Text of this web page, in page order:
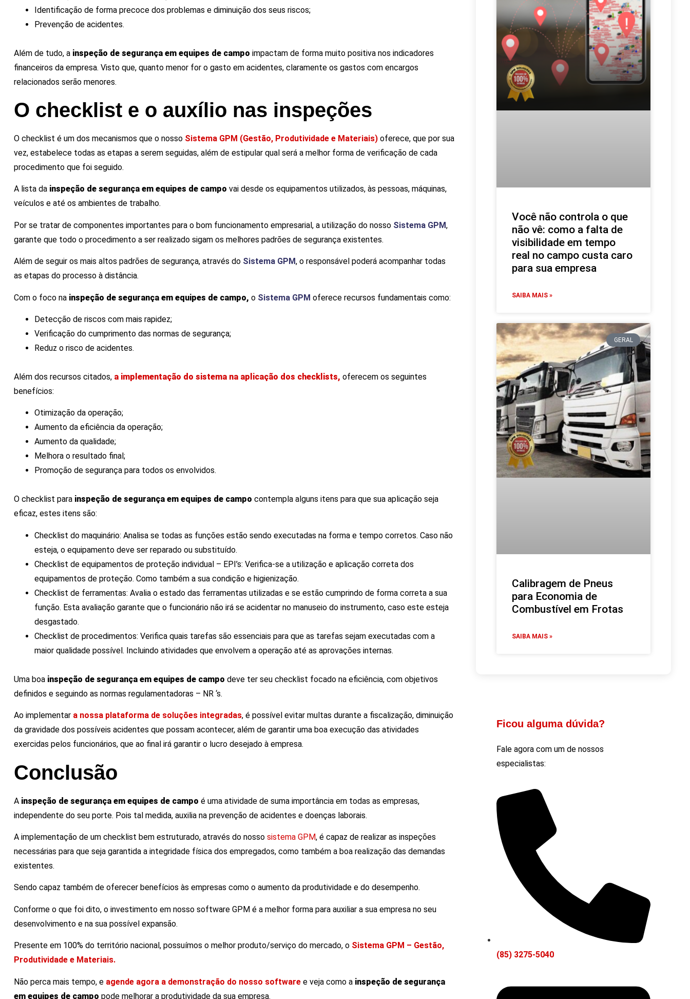
Identificação de forma precoce dos problemas e diminuição dos seus riscos;
Prevenção de acidentes.
Além de tudo, a inspeção de segurança em equipes de campo impactam de forma muito positiva nos indicadores
financeiros da empresa. Visto que, quanto menor for o gasto em acidentes, claramente os gastos com encargos
relacionados serão menores.
O checklist e o auxílio nas inspeções
O checklist é um dos mecanismos que o nosso Sistema GPM (Gestão, Produtividade e Materiais) oferece, que por sua
vez, estabelece todas as etapas a serem seguidas, além de estipular qual será a melhor forma de verificação de cada
procedimento que foi seguido.
A lista da inspeção de segurança em equipes de campo vai desde os equipamentos utilizados, às pessoas, máquinas,
veículos e até os ambientes de trabalho.
Por se tratar de componentes importantes para o bom funcionamento empresarial, a utilização do nosso Sistema GPM,
garante que todo o procedimento a ser realizado sigam os melhores padrões de segurança existentes.
Além de seguir os mais altos padrões de segurança, através do Sistema GPM, o responsável poderá acompanhar todas
as etapas do processo à distância.
Com o foco na inspeção de segurança em equipes de campo, o Sistema GPM oferece recursos fundamentais como:
Detecção de riscos com mais rapidez;
Verificação do cumprimento das normas de segurança;
Reduz o risco de acidentes.
Além dos recursos citados, a implementação do sistema na aplicação dos checklists, oferecem os seguintes
benefícios:
Otimização da operação;
Aumento da eficiência da operação;
Aumento da qualidade;
Melhora o resultado final;
Promoção de segurança para todos os envolvidos.
O checklist para inspeção de segurança em equipes de campo contempla alguns itens para que sua aplicação seja
eficaz, estes itens são:
Checklist do maquinário: Analisa se todas as funções estão sendo executadas na forma e tempo corretos. Caso não
esteja, o equipamento deve ser reparado ou substituído.
Checklist de equipamentos de proteção individual – EPI’s: Verifica-se a utilização e aplicação correta dos
equipamentos de proteção. Como também a sua condição e higienização.
Checklist de ferramentas: Avalia o estado das ferramentas utilizadas e se estão cumprindo de forma correta a sua
função. Esta avaliação garante que o funcionário não irá se acidentar no manuseio do instrumento, caso este esteja
desgastado.
Checklist de procedimentos: Verifica quais tarefas são essenciais para que as tarefas sejam executadas com a
maior qualidade possível. Incluindo atividades que envolvem a operação até as aprovações internas.
Uma boa inspeção de segurança em equipes de campo deve ter seu checklist focado na eficiência, com objetivos
definidos e seguindo as normas regulamentadoras – NR ‘s.
Ao implementar a nossa plataforma de soluções integradas, é possível evitar multas durante a fiscalização, diminuição
da gravidade dos possíveis acidentes que possam acontecer, além de garantir uma boa execução das atividades
exercidas pelos funcionários, que ao final irá garantir o lucro desejado à empresa.
Conclusão
A inspeção de segurança em equipes de campo é uma atividade de suma importância em todas as empresas,
independente do seu porte. Pois tal medida, auxilia na prevenção de acidentes e doenças laborais.
A implementação de um checklist bem estruturado, através do nosso sistema GPM, é capaz de realizar as inspeções
necessárias para que seja garantida a integridade física dos empregados, como também a boa realização das demandas
existentes.
Sendo capaz também de oferecer benefícios às empresas como o aumento da produtividade e do desempenho.
Conforme o que foi dito, o investimento em nosso software GPM é a melhor forma para auxiliar a sua empresa no seu
desenvolvimento e na sua possível expansão.
Presente em 100% do território nacional, possuímos o melhor produto/serviço do mercado, o Sistema GPM – Gestão,
Produtividade e Materiais.
Não perca mais tempo, e agende agora a demonstração do nosso software e veja como a inspeção de segurança
em equipes de campo pode melhorar a produtividade da sua empresa.
Você não controla o que
não vê: como a falta de
visibilidade em tempo
real no campo custa caro
para sua empresa
SAIBA MAIS »
GERAL
Calibragem de Pneus
para Economia de
Combustível em Frotas
SAIBA MAIS »
Ficou alguma dúvida?
Fale agora com um de nossos
especialistas:
(85) 3275-5040